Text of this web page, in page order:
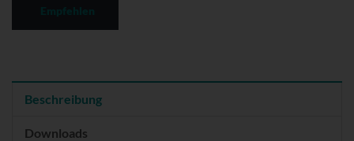
Beschreibung
Downloads